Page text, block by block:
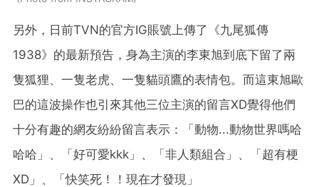
另外，日前TVN的官方IG賬號上傳了《九尾狐傳
1938》的最新預告，身為主演的李東旭到底下留了兩
隻狐狸、一隻老虎、一隻貓頭鷹的表情包。而這東旭歐
巴的這波操作也引來其他三位主演的留言XD覺得他們
十分有趣的網友紛紛留言表示：「動物...動物世界嗎哈
哈哈」、「好可愛kkk」、「非人類組合」、「超有梗
XD」、「快笑死！！現在才發現」